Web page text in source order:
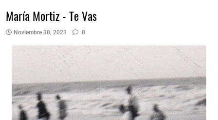
María Mortiz - Te Vas
Noviembre 30, 2023 0